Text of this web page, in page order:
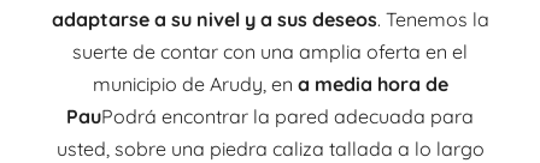
adaptarse a su nivel y a sus deseos. Tenemos la
suerte de contar con una amplia oferta en el
municipio de Arudy, en a media hora de
PauPodrá encontrar la pared adecuada para
usted, sobre una piedra caliza tallada a lo largo